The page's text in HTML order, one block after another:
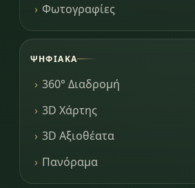
Φωτογραφίες
ΨΗΦΙΑΚΆ
360° Διαδρομή
3D Χάρτης
3D Αξιοθέατα
Πανόραμα